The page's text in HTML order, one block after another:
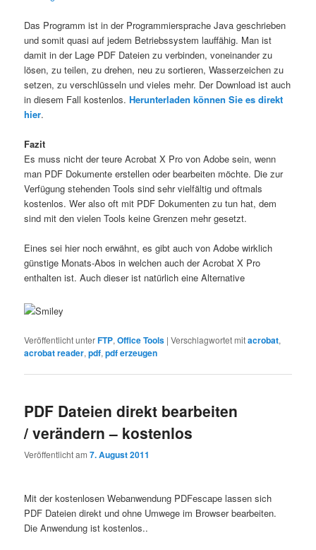
Das Programm ist in der Programmiersprache Java geschrieben
und somit quasi auf jedem Betriebssystem lauffähig. Man ist
damit in der Lage PDF Dateien zu verbinden, voneinander zu
lösen, zu teilen, zu drehen, neu zu sortieren, Wasserzeichen zu
setzen, zu verschlüsseln und vieles mehr. Der Download ist auch
in diesem Fall kostenlos.Herunterladen können Sie es direkt
hier.
Fazit
Es muss nicht der teure Acrobat X Pro von Adobe sein, wenn
man PDF Dokumente erstellen oder bearbeiten möchte. Die zur
Verfügung stehenden Tools sind sehr vielfältig und oftmals
kostenlos. Wer also oft mit PDF Dokumenten zu tun hat, dem
sind mit den vielen Tools keine Grenzen mehr gesetzt.
Eines sei hier noch erwähnt, es gibt auch von Adobe wirklich
günstige Monats-Abos in welchen auch der Acrobat X Pro
enthalten ist. Auch dieser ist natürlich eine Alternative
Veröffentlicht unterFTP,Office Tools |Verschlagwortet mitacrobat,
acrobat reader,pdf,pdf erzeugen
PDF Dateien direkt bearbeiten
/ verändern – kostenlos
Veröffentlicht am7. August 2011
Mit der kostenlosen Webanwendung PDFescape lassen sich
PDF Dateien direkt und ohne Umwege im Browser bearbeiten.
Die Anwendung ist kostenlos..